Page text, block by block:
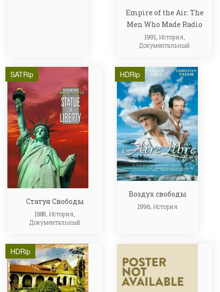
Empire of the Air: The
Men Who Made Radio
1991, История
Документальный
SATRip
Статуя Свободы
1985,История,
Документальный
HDRip
Воздух свободы
1996, История
HDRip